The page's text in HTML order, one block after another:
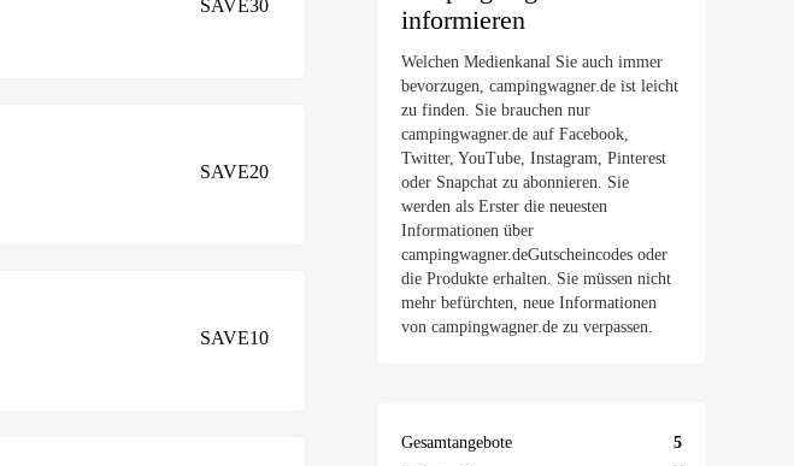
SAVE30
Code bekommen
SAVE20
Code bekommen
SAVE10
Code bekommen
informieren
Welchen Medienkanal Sie auch immer
bevorzugen, campingwagner.de ist leicht
zu finden. Sie brauchen nur
campingwagner.de auf Facebook,
Twitter, YouTube, Instagram, Pinterest
oder Snapchat zu abonnieren. Sie
werden als Erster die neuesten
Informationen über
campingwagner.deGutscheincodes oder
die Produkte erhalten. Sie müssen nicht
mehr befürchten, neue Informationen
von campingwagner.de zu verpassen.
Gesamtangebote
5